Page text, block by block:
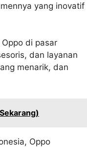
yang inovatif
di pasar
dan layanan
menarik, dan
Oppo